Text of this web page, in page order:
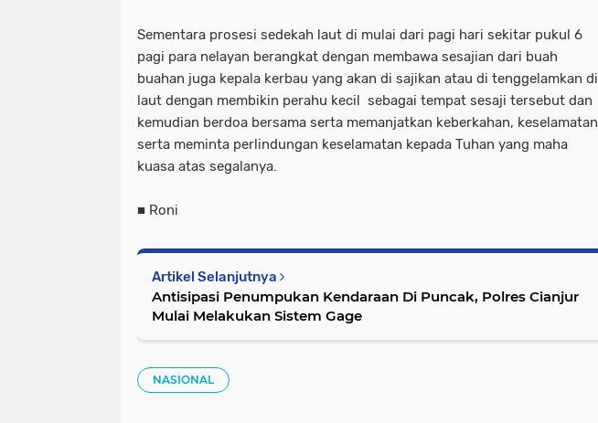
Sementara prosesi sedekah laut di mulai dari pagi hari sekitar pukul 6
pagi para nelayan berangkat dengan membawa sesajian dari buah
buahan juga kepala kerbau yang akan di sajikan atau di tenggelamkan di
laut dengan membikin perahu kecil sebagai tempat sesaji tersebut dan
kemudian berdoa bersama serta memanjatkan keberkahan, keselamatan
serta meminta perlindungan keselamatan kepada Tuhan yang maha
kuasa atas segalanya.
■ Roni
Artikel Selanjutnya
Antisipasi Penumpukan Kendaraan Di Puncak, Polres Cianjur
Mulai Melakukan Sistem Gage
NASIONAL